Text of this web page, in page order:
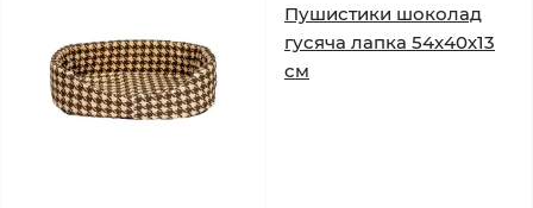
Пушистики шоколад
гусяча лапка 54х40х13
см